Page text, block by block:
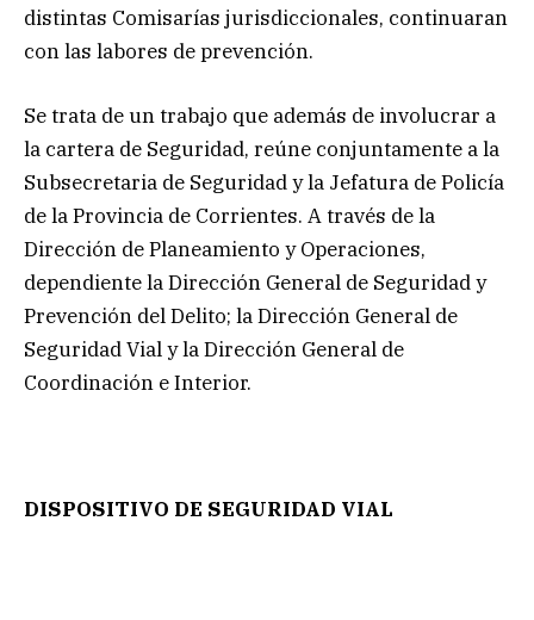
distintas Comisarías jurisdiccionales, continuaran
con las labores de prevención.
Se trata de un trabajo que además de involucrar a
la cartera de Seguridad, reúne conjuntamente a la
Subsecretaria de Seguridad y la Jefatura de Policía
de la Provincia de Corrientes. A través de la
Dirección de Planeamiento y Operaciones,
dependiente la Dirección General de Seguridad y
Prevención del Delito; la Dirección General de
Seguridad Vial y la Dirección General de
Coordinación e Interior.
DISPOSITIVO DE SEGURIDAD VIAL